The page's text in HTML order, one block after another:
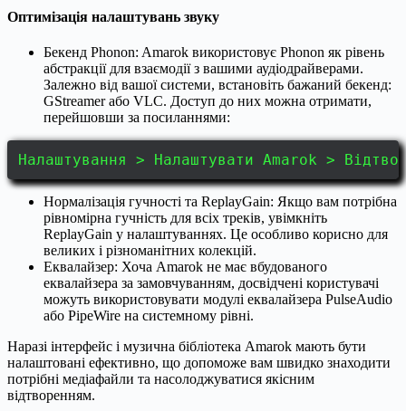
Оптимізація налаштувань звуку
Бекенд Phonon: Amarok використовує Phonon як рівень
абстракції для взаємодії з вашими аудіодрайверами.
Залежно від вашої системи, встановіть бажаний бекенд:
GStreamer або VLC. Доступ до них можна отримати,
перейшовши за посиланнями:
Налаштування > Налаштувати Amarok >
Нормалізація гучності та ReplayGain: Якщо вам потрібна
рівномірна гучність для всіх треків, увімкніть
ReplayGain у налаштуваннях. Це особливо корисно для
великих і різноманітних колекцій.
Еквалайзер: Хоча Amarok не має вбудованого
еквалайзера за замовчуванням, досвідчені користувачі
можуть використовувати модулі еквалайзера PulseAudio
або PipeWire на системному рівні.
Наразі інтерфейс і музична бібліотека Amarok мають бути
налаштовані ефективно, що допоможе вам швидко знаходити
потрібні медіафайли та насолоджуватися якісним
відтворенням.